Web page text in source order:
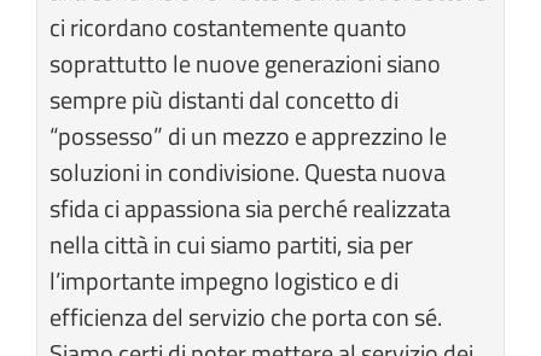
ci ricordano costantemente quanto
soprattutto le nuove generazioni siano
sempre più distanti dal concetto di
“possesso” di un mezzo e apprezzino le
soluzioni in condivisione. Questa nuova
sfida ci appassiona sia perché realizzata
nella città in cui siamo partiti, sia per
l’importante impegno logistico e di
efficienza del servizio che porta con sé.